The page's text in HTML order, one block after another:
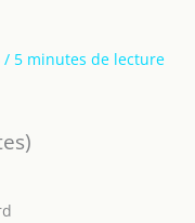
/ 5 minutes de lecture